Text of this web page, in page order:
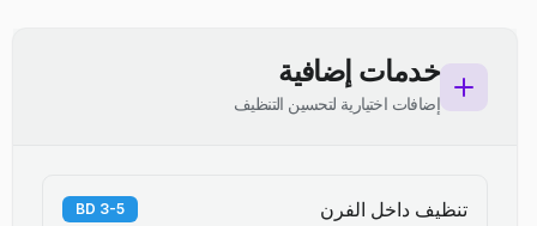
خدمات إضافية
إضافات اختيارية لتحسين التنظيف
تنظيف داخل الفرن 3-5 BD